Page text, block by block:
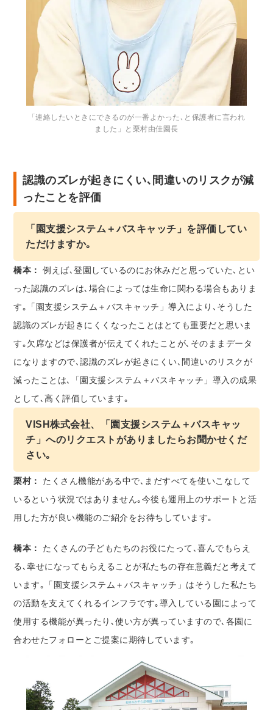
「連絡したいときにできるのが一番よかった､と保護者に言われ
ました」と栗村由佳園長
認識のズレが起きにくい､間違いのリスクが減
ったことを評価
「園支援システム＋バスキャッチ」を評価してい
ただけますか｡
橋本：例えば､登園しているのにお休みだと思っていた､とい
った認識のズレは､場合によっては生命に関わる場合もありま
す｡「園支援システム＋バスキャッチ」導入により､そうした
認識のズレが起きにくくなったことはとても重要だと思いま
す｡欠席などは保護者が伝えてくれたことが､そのままデータ
になりますので､認識のズレが起きにくい､間違いのリスクが
減ったことは､「園支援システム＋バスキャッチ」導入の成果
として､高く評価しています｡
VISH株式会社、「園支援システム＋バスキャッ
チ」へのリクエストがありましたらお聞かせくだ
さい｡
栗村： たくさん機能がある中で､まだすべてを使いこなして
いるという状況ではありません｡今後も運用上のサポートと活
用した方が良い機能のご紹介をお待ちしています｡
橋本： たくさんの子どもたちのお役にたって､喜んでもらえ
る､幸せになってもらえることが私たちの存在意義だと考えて
います｡「園支援システム＋バスキャッチ」はそうした私たち
の活動を支えてくれるインフラです｡導入している園によって
使用する機能が異ったり､使い方が異っていますので､各園に
合わせたフォローとご提案に期待しています｡